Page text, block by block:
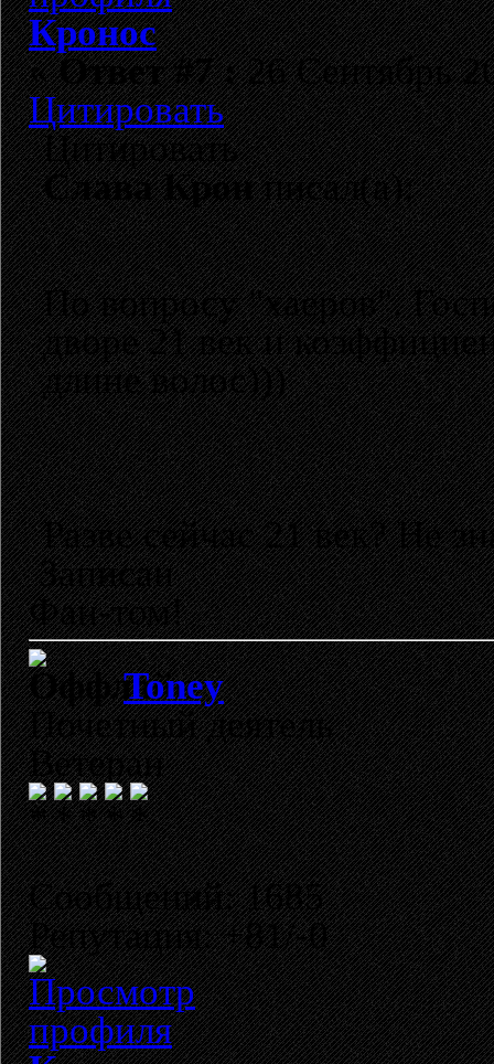
Кронос
«Ответ #7 :26 Сентябрь
Цитировать
Цитировать
Слава Кронписал(а):
По вопросу "хаеров".
дворе 21 век и
длине волос)))
Разве сейчас 21 век? Не
Записан
Фан-том!
Toney
Почетный деятель
Ветеран
Сообщений: 1685
Репутация: +81/-0